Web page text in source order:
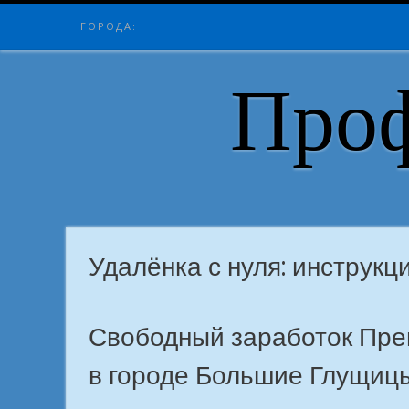
Skip
content
ГОРОДА:
Удалёнка с нуля:
Свободный заработок
в городе Большие